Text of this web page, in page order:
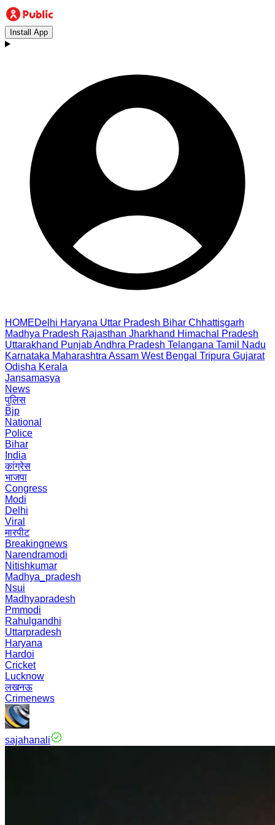
Install App
HOMEDelhi Haryana Uttar Pradesh Bihar Chhattisgarh
Madhya Pradesh Rajasthan Jharkhand Himachal Pradesh
Uttarakhand PunjabAndhra Pradesh Telangana Tamil Nadu
Karnataka Maharashtra Assam West Bengal Tripura Gujarat
Odisha Kerala
Jansamasya
News
पुलिस
Bjp
National
Police
Bihar
India
कांग्रेस
भाजपा
Congress
Modi
Delhi
Viral
मारपीट
Breakingnews
Narendramodi
Nitishkumar
Madhya_pradesh
Nsui
Madhyapradesh
Pmmodi
Rahulgandhi
Uttarpradesh
Haryana
Hardoi
Cricket
Lucknow
लखनऊ
Crimenews
sajahanali